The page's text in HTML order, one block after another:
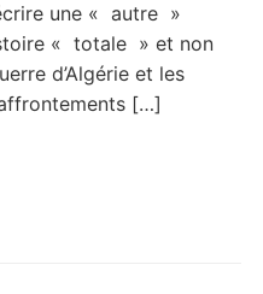
une « autre »
« totale » et non
d’Algérie et les
[…]